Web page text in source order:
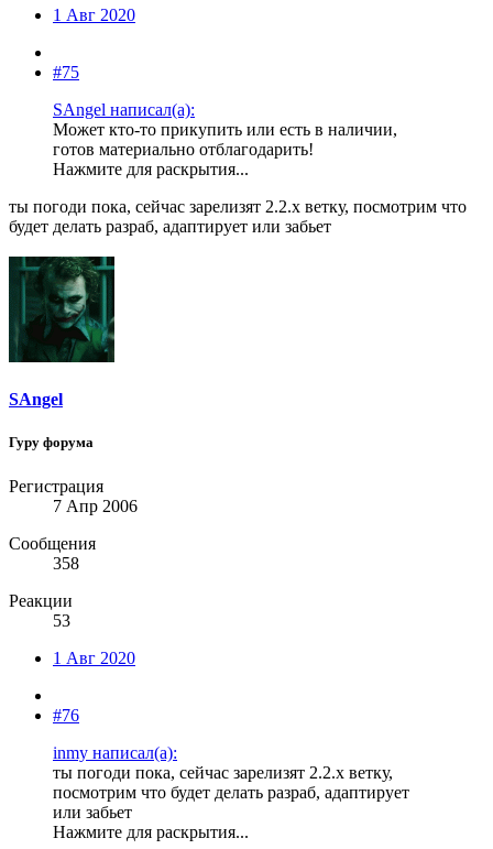
1 Авг 2020
#75
SAngel написал(а):
Может кто-то прикупить или есть в наличии,
готов материально отблагодарить!
Нажмите для раскрытия...
ты погоди пока, сейчас зарелизят 2.2.х ветку, посмотрим что
будет делать разраб, адаптирует или забьет
SAngel
Гуру форума
Регистрация
7 Апр 2006
Сообщения
358
Реакции
53
1 Авг 2020
#76
inmy написал(а):
ты погоди пока, сейчас зарелизят 2.2.х ветку,
посмотрим что будет делать разраб, адаптирует
или забьет
Нажмите для раскрытия...